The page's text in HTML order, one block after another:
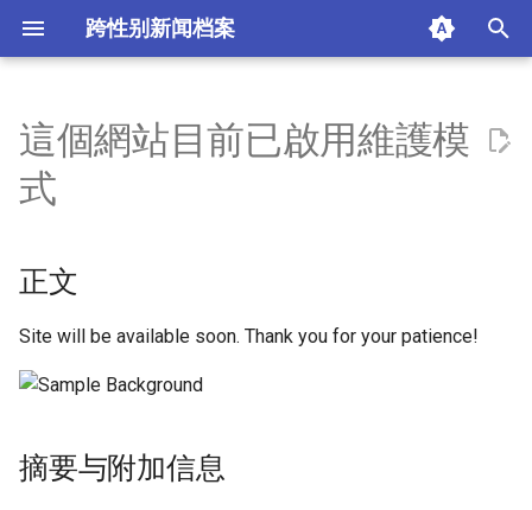
跨性别新闻档案
n
t
a
l
i
i
正文
附加信息 [Processed Page
這個網站目前已啟用維護模
式
正文
Site will be available soon. Thank you for your patience!
摘要与附加信息